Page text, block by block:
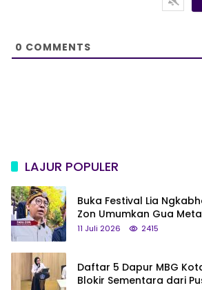
0 COMMENTS
LAJUR POPULER
Buka Festival Lia
Zon Umumkan Gua
Status Jadi Cagar
11 Juli 2026 2415
Daftar 5 Dapur MBG
Blokir Sementara dari